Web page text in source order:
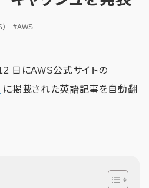
#AWS
日にAWS公式サイトの
に掲載された英語記事を自動翻